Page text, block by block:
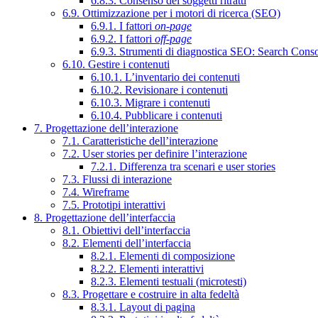
6.9. Ottimizzazione per i motori di ricerca (SEO)
6.9.1. I fattori on-page
6.9.2. I fattori off-page
6.9.3. Strumenti di diagnostica SEO: Search
6.10. Gestire i contenuti
6.10.1. L’inventario dei contenuti
6.10.2. Revisionare i contenuti
6.10.3. Migrare i contenuti
6.10.4. Pubblicare i contenuti
7. Progettazione dell’interazione
7.1. Caratteristiche dell’interazione
7.2. User stories per definire l’interazione
7.2.1. Differenza tra scenari e user stories
7.3. Flussi di interazione
7.4. Wireframe
7.5. Prototipi interattivi
8. Progettazione dell’interfaccia
8.1. Obiettivi dell’interfaccia
8.2. Elementi dell’interfaccia
8.2.1. Elementi di composizione
8.2.2. Elementi interattivi
8.2.3. Elementi testuali (microtesti)
8.3. Progettare e costruire in alta fedeltà
8.3.1. Layout di pagina